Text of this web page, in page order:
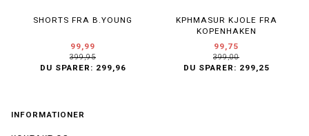
SHORTS FRA B.YOUNG
99,99
399,95
DU SPARER: 299,96
KPHMASUR KJOLE FRA
KOPENHAKEN
99,75
399,00
DU SPARER: 299,25
INFORMATIONER